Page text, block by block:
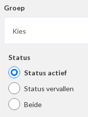
Groep
Kies
Status
Status actief
Status vervallen
Beide